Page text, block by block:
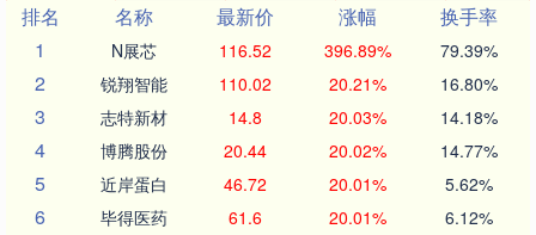
排名
名称 最新价 涨幅
换手率
1
N展芯 116.52 396.89% 79.39%
2 锐翔智能 110.02 20.21% 16.80%
3 志特新材 14.8 20.03% 14.18%
4 博腾股份 20.44 20.02% 14.77%
5 近岸蛋白 46.72 20.01% 5.62%
6 毕得医药 61.6 20.01% 6.12%